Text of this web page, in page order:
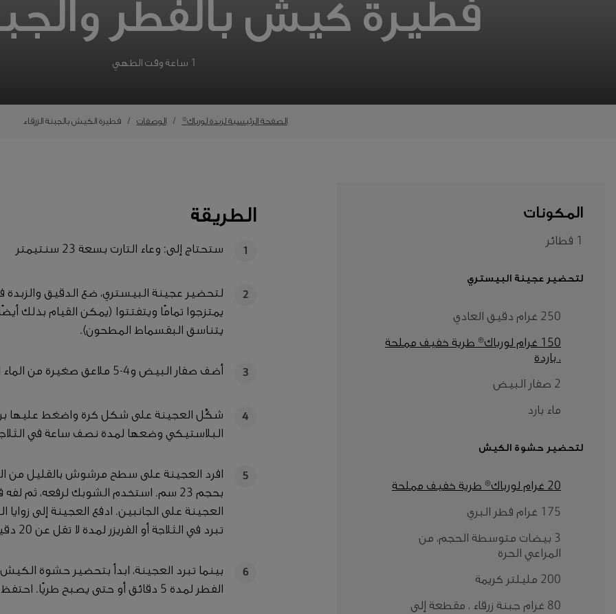
Middle
(العربية)
فطيرة كيش بالفطر
1 ساعة وقت الطهي
الصفحة الرئيسية لزبدة لورباك® الوصفات فطيرة الكيش بالجبنة الزرقاء
المكونات
1 فطائر
لتحضير عجينة البيستري
250 غرام دقيق العادي
150 غرام لورباك® طرية خفيف مملحة
، باردة
2 صفار البيض
ماء بارد
لتحضير حشوة الكيش
20 غرام لورباك® طرية خفيف مملحة
175 غرام فطر البري
3 بيضات متوسطة الحجم، من
المراعي الحرة
200 مليلتر كريمة
80 غرام جبنة زرقاء ، مقطعة إلى
الطريقة
1 ستحتاج إلى: وعاء التارت بسعة 23 سنتيمتر
2
لتحضير عجينة البيستري، ضع الدقيق والزبدة
يمتزجوا تمامًا ويتفتتوا (يمكن القيام بذلك
يتناسق البقسماط المطحون).
3 أضف صفار البيض و4-5 ملاعق صغيرة من الماء البارد، ثم اخلط الأشياء جميعها حتى تمتزج معًا.
4
شكِّل العجينة على شكل كرة واضغط عليها
البلاستيكي وضعها لمدة نصف ساعة في
5
بحجم 23 سم. استخدم الشوبك لرفعه، ثم
العجينة على الجانبين. ادفع العجينة إلى
تبرد في الثلاجة أو الفريزر لمدة لا تقل عن 20 دقيقة.
6
بينما تبرد العجينة، ابدأ بتحضير حشوة
الفطر لمدة 5 دقائق أو حتى يصبح طريًا. احتفظ بعصارة الطهي.